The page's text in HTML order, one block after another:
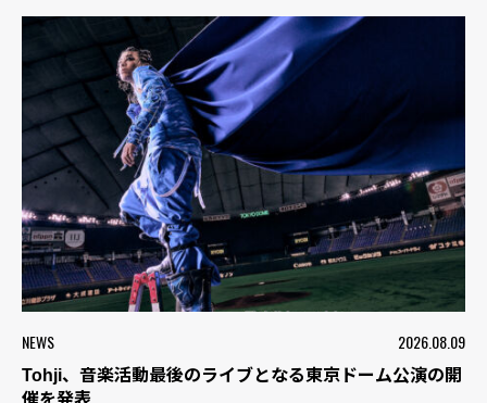
NEWS 2026.08.09
Tohji、音楽活動最後のライブとなる東京ドーム公演の開
催を発表